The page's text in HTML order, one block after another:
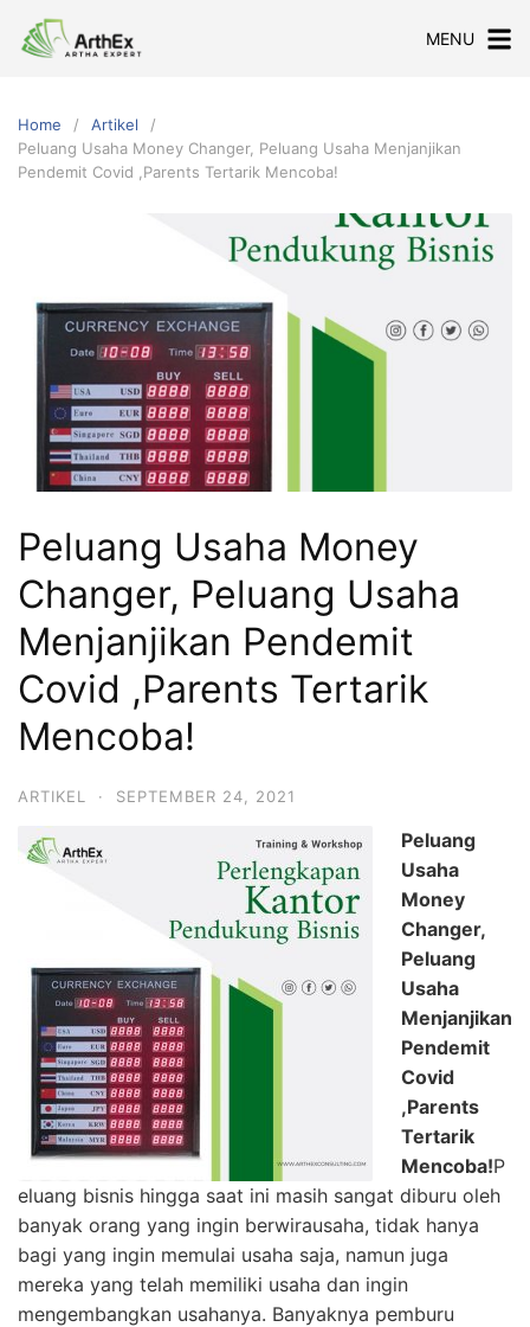
MENU
Home
Artikel
Peluang Usaha Money Changer, Peluang Usaha Menjanjikan
Pendemit Covid ,Parents Tertarik Mencoba!
Peluang Usaha Money
Changer, Peluang Usaha
Menjanjikan Pendemit
Covid ,Parents Tertarik
Mencoba!
ARTIKEL · SEPTEMBER 24, 2021
Peluang
Usaha
Money
Changer,
Peluang
Usaha
Menjanjikan
Pendemit
Covid
,Parents
Tertarik
Mencoba!P
eluang bisnis hingga saat ini masih sangat diburu oleh
banyak orang yang ingin berwirausaha, tidak hanya
bagi yang ingin memulai usaha saja, namun juga
mereka yang telah memiliki usaha dan ingin
mengembangkan usahanya. Banyaknya pemburu